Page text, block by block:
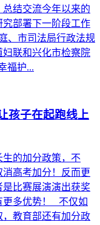
结交流今年以来的
部署下一阶段工作
、市司法局行政法规
联和兴化市检察院
福护...
孩子在起跑线上
的加分政策，不
高考加分！反而更
比赛展演演出获奖
更多优势！ 不仅如
教育部还有加分政